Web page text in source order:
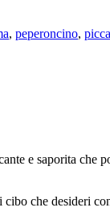
, peperoncino,
e saporita
che desideri